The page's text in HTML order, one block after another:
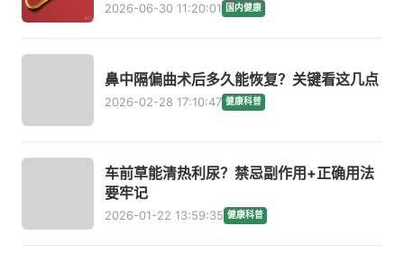
2026-06-30 11:20:01 国内健康
鼻中隔偏曲术后多久能恢复？关键看这几点
2026-02-28 17:10:47 健康科普
车前草能清热利尿？禁忌副作用+正确用法
要牢记
2026-01-22 13:59:35 健康科普